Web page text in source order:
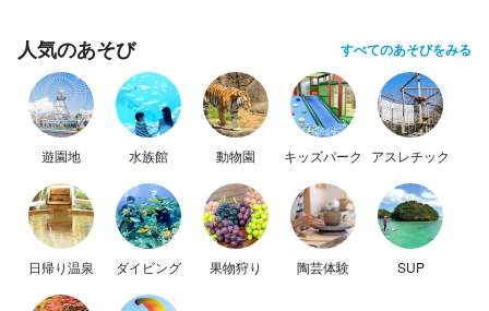
人気のあそび すべてのあそびをみる
遊園地 水族館 動物園 キッズパーク アスレチック
日帰り温泉 ダイビング 果物狩り 陶芸体験 SUP